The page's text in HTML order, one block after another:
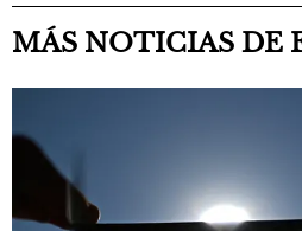
MÁS NOTICIAS DE